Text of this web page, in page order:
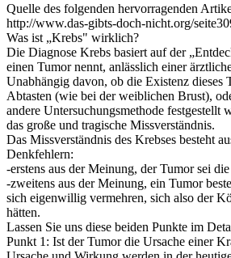
Quelle des folgenden hervorragenden
http://www.das-gibts-doch-nicht.org/
Was ist „Krebs" wirklich?
Die Diagnose Krebs basiert auf der
einen Tumor nennt, anlässlich einer
Unabhängig davon, ob die Existenz dieses
Abtasten (wie bei der weiblichen Brust),
andere Untersuchungsmethode festgestellt
das große und tragische Missverständnis.
Das Missverständnis des Krebses besteht
Denkfehlern:
-erstens aus der Meinung, der Tumor sei
-zweitens aus der Meinung, ein Tumor
sich eigenwillig vermehren, sich also der
hätten.
Lassen Sie uns diese beiden Punkte im
Punkt 1: Ist der Tumor die Ursache einer